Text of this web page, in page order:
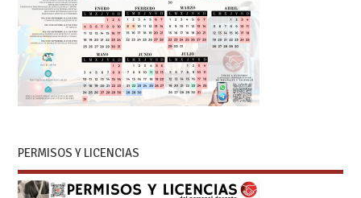
PERMISOS Y LICENCIAS